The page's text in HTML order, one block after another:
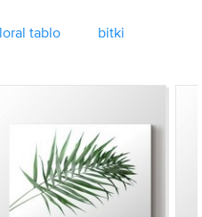
tablo bitki